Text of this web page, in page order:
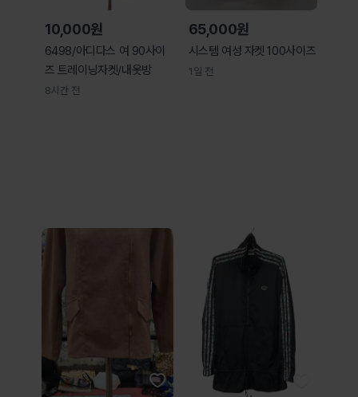
10,000원
6498/아디다스 여 90사이
즈 트레이닝자켓/내옷방
8시간 전
65,000원
시스템 여성 자켓 100사이즈
1일 전